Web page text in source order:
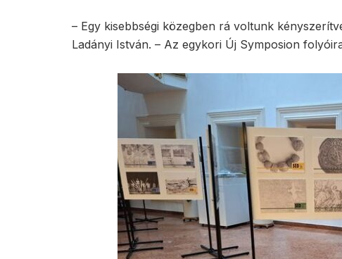
– Egy kisebbségi közegben rá voltunk
Ladányi István. – Az egykori Új Symposion